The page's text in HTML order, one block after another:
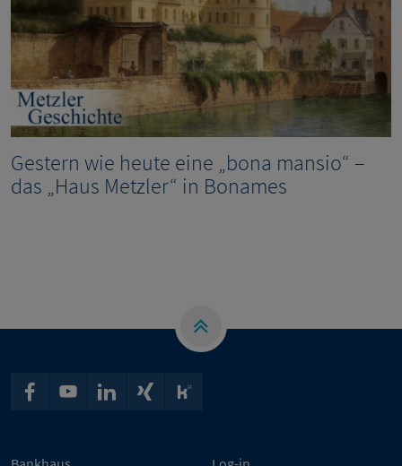
Gestern wie heute eine „bona mansio“ –
das „Haus Metzler“ in Bonames